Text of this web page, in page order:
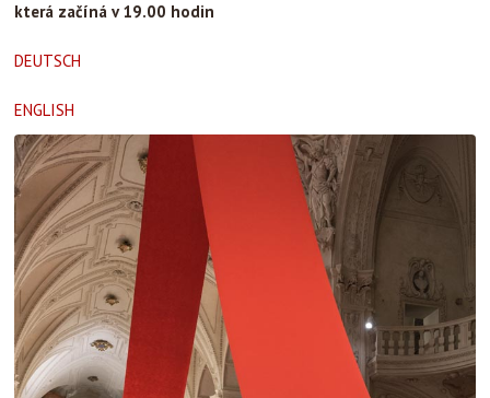
která začíná v 19.00 hodin
DEUTSCH
ENGLISH